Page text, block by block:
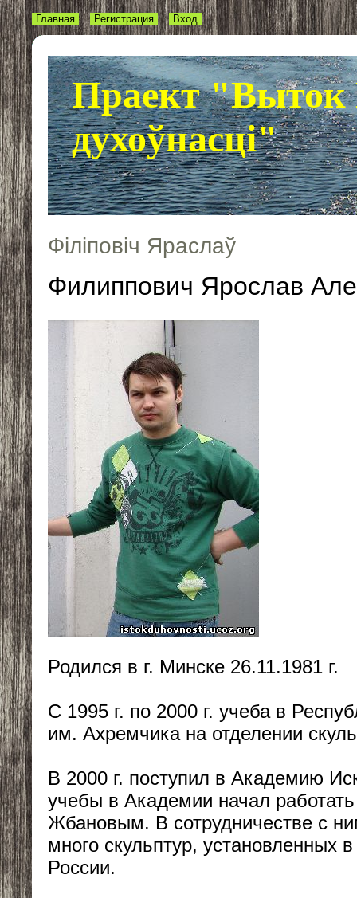
Праект "Выток
духоўнасці"
Главная Регистрация Вход
Філіповіч Яраслаў
Филиппович Ярослав
Родился в г. Минске 26.11.1981 г.
С 1995 г. по 2000 г. учеба в
им. Ахремчика на отделении
В 2000 г. поступил в Академию
учебы в Академии начал
Жбановым. В сотрудничестве с
много скульптур, установленных
России.